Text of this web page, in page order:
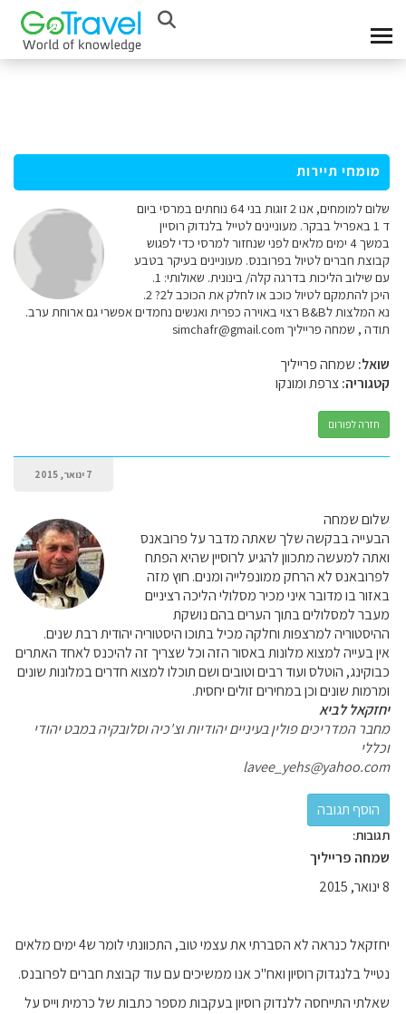
מומחי תיירות
שלום למומחים, אנו 2 זוגות בני 64 נוחתים במרסי ביום
ד 1 באפריל בבקר. מעוניינים לטייל בלנדוק רוסיין
במשך 4 ימים מלאים לפני שנחזור למרסי כדי לפגוש
קבוצת חברים לטיול בפרובנס. מעוניינים בעיקר בטבע
עם שילוב הליכות בדרגה קלה/ בינונית. שאולותי: 1.
היכן להתמקם לטיול כוכב או לחלק את הכוכב ל2? 2.
נא המלצות לB&B רצוי באוירה כפרית ואנשים נחמדים אפשרי גם ארוחת ערב.
תודה , שמחה פרייליך simchafr@gmail.com
שואל: שמחה פרייליך
קטגוריה:צרפת ומונקו
חזרה לפורום
7 ינואר, 2015
שלום שמחה
הבעייה בבקשה שלך שאתה מדבר על פרובאנס
ואתה למעשה מתכוון להגיע לרוסיין שהיא הפתח
לפרובאנס לא הרחק ממונפלייה ומנים. חוץ מזה
באזור בו מדובר איני מכיר מסלולי הליכה רציניים
מעבר למסלולים בתוך הערים בהם נושקת
ההיסטוריה למרצפות וחלקה מכיל בתוכו היסטוריה יהודית רבת שנים.
אין בעייה למצוא מלונות באסור הזה וכל שצריך זה להיכנס לאחד האתרים
כבוקינג, הוטלס ועוד רבים וטובים ושם תוכלו למצוא חדרים במלונות שונים
ומרמות שונים וכן במחירים זולים יחסית.
יחזקאל לביא
מחבר המדריכים פולין בעיניים יהודיות וצ'כיה וסלובקיה במבט יהודי
וכללי
lavee_yehs@yahoo.com
תגובות:
שמחה פרייליך
8 ינואר, 2015
יחזקאל כנראה לא הסברתי את עצמי טוב, התכוונתי לומר ש4 ימים מלאים
נטייל בלנגדוק רוסיון ואח"כ אנו ממשיכים עם עוד קבוצת חברים לפרובנס.
שאלתי התייחסה ללנדוק רוסיון בעקבות מספר כתבות של כרמית וייס על